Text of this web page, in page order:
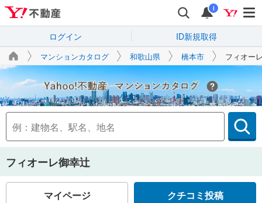
i
ログイン ID新規取得
マンションカタログ 和歌山県 橋本市 フィオー
Yahoo!不動産
フィオーレ御幸辻
マイページ クチコミ投稿